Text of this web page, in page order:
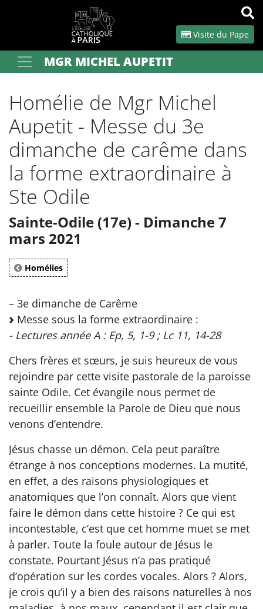
Visite du Pape
Votre rechercheMGR MICHEL AUPETIT
Homélie de Mgr Michel
Aupetit - Messe du 3e
dimanche de carême dans
la forme extraordinaire à
Ste Odile
Sainte-Odile (17e) - Dimanche 7
mars 2021
Homélies
– 3e dimanche de Carême
Messe sous la forme extraordinaire :
- Lectures année A : Ep, 5, 1-9 ; Lc 11, 14-28
Chers frères et sœurs, je suis heureux de vous
rejoindre par cette visite pastorale de la paroisse
sainte Odile. Cet évangile nous permet de
recueillir ensemble la Parole de Dieu que nous
venons d’entendre.
Jésus chasse un démon. Cela peut paraître
étrange à nos conceptions modernes. La mutité,
en effet, a des raisons physiologiques et
anatomiques que l’on connaît. Alors que vient
faire le démon dans cette histoire ? Ce qui est
incontestable, c’est que cet homme muet se met
à parler. Toute la foule autour de Jésus le
constate. Pourtant Jésus n’a pas pratiqué
d’opération sur les cordes vocales. Alors ? Alors,
je crois qu’il y a bien des raisons naturelles à nos
Panneau de gestion des cookies